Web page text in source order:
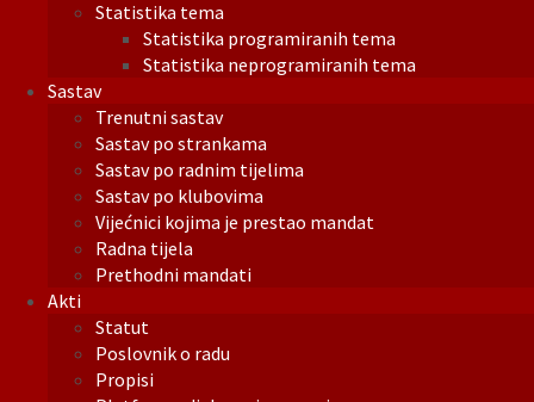
Statistika tema
Statistika programiranih tema
Statistika neprogramiranih tema
Sastav
Trenutni sastav
Sastav po strankama
Sastav po radnim tijelima
Sastav po klubovima
Vijećnici kojima je prestao mandat
Radna tijela
Prethodni mandati
Akti
Statut
Poslovnik o radu
Propisi